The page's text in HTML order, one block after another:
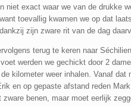
niet exact waar we van de drukke
toevallig kwamen we op dat
zijn zware rit van de dag
terug te keren naar
werden we gechickt door 2
kilometer weer inhalen. Vanaf
en op gepaste afstand reden
benen, maar moet eerlijk